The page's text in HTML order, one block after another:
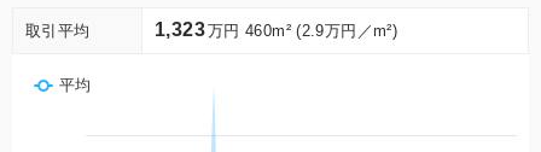
取引平均 1,323万円 460m² (2.9万円／m²)
平均